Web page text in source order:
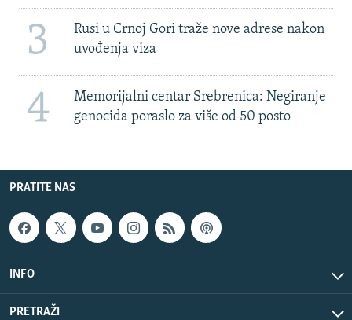
3
Rusi u Crnoj Gori traže nove adrese nakon
uvođenja viza
4
Memorijalni centar Srebrenica: Negiranje
genocida poraslo za više od 50 posto
PRATITE NAS
INFO
PRETRAŽI